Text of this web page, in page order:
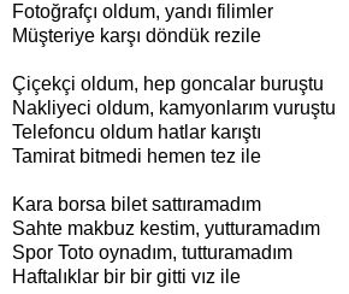
Fotoğrafçı oldum, yandı filimler
Müşteriye karşı döndük rezile
Çiçekçi oldum, hep goncalar buruştu
Nakliyeci oldum, kamyonlarım vuruştu
Telefoncu oldum hatlar karıştı
Tamirat bitmedi hemen tez ile
Kara borsa bilet sattıramadım
Sahte makbuz kestim, yutturamadım
Spor Toto oynadım, tutturamadım
Haftalıklar bir bir gitti vız ile